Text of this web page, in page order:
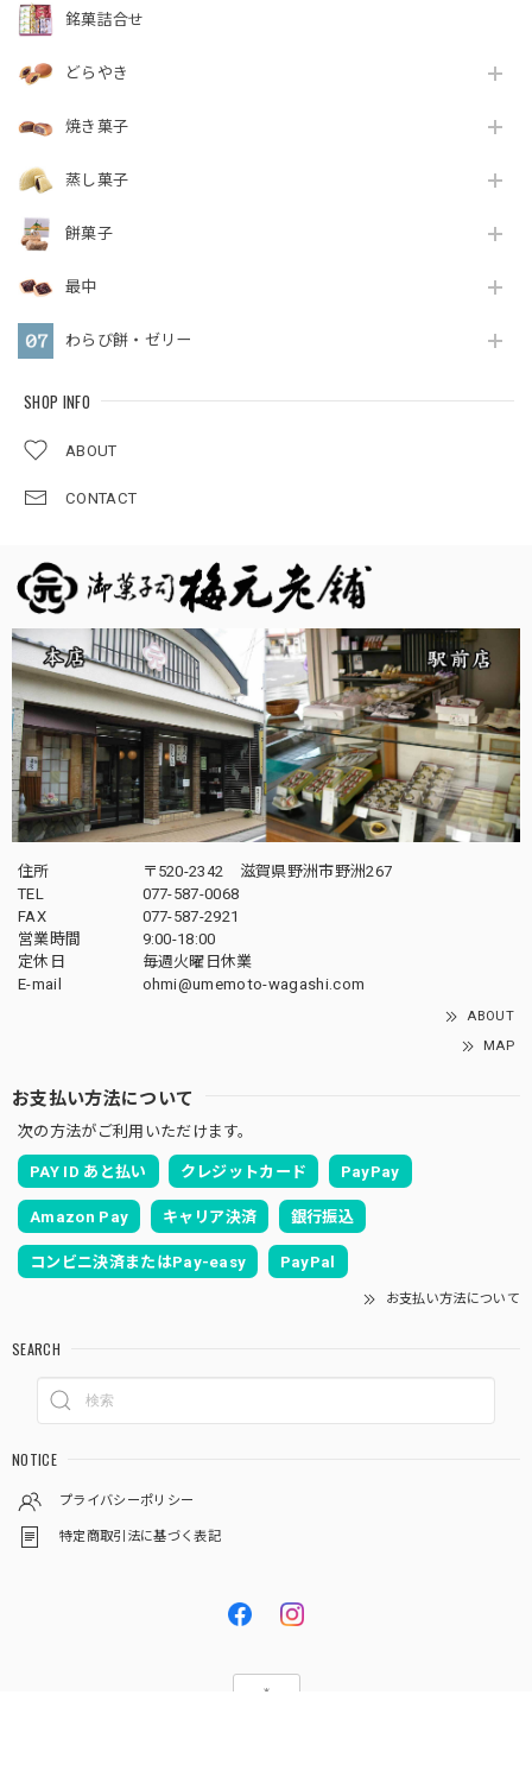
銘菓詰合せ
どらやき
焼き菓子
蒸し菓子
餅菓子
最中
わらび餅・ゼリー
SHOP INFO
ABOUT
CONTACT
住所
〒520-2342 滋賀県野洲市野洲267
TEL
077-587-0068
FAX
077-587-2921
営業時間
9:00-18:00
定休日
毎週火曜日休業
E-mail
ohmi@umemoto-wagashi.com
ABOUT
MAP
お支払い方法について
次の方法がご利用いただけます。
PAY ID あと払い クレジットカード PayPay
Amazon Pay キャリア決済 銀行振込
コンビニ決済またはPay-easy PayPal
お支払い方法について
SEARCH
NOTICE
プライバシーポリシー
特定商取引法に基づく表記